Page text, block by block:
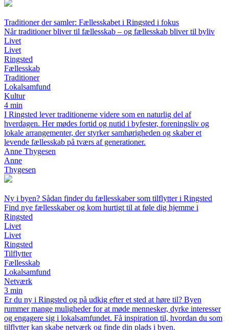
Traditioner der samler: Fællesskabet i Ringsted i fokus
Når traditioner bliver til fællesskab – og fællesskab bliver til byliv
Livet
Livet
Ringsted
Fællesskab
Traditioner
Lokalsamfund
Kultur
4 min
I Ringsted lever traditionerne videre som en naturlig del af
hverdagen. Her mødes fortid og nutid i byfester, foreningsliv og
lokale arrangementer, der styrker samhørigheden og skaber et
levende fællesskab på tværs af generationer.
Anne Thygesen
Anne
Thygesen
Ny i byen? Sådan finder du fællesskaber som tilflytter i Ringsted
Find nye fællesskaber og kom hurtigt til at føle dig hjemme i
Ringsted
Livet
Livet
Ringsted
Tilflytter
Fællesskab
Lokalsamfund
Netværk
3 min
Er du ny i Ringsted og på udkig efter et sted at høre til? Byen
rummer mange muligheder for at møde mennesker, dyrke interesser
og engagere sig i lokalsamfundet. Få inspiration til, hvordan du som
tilflytter kan skabe netværk og finde din plads i byen.